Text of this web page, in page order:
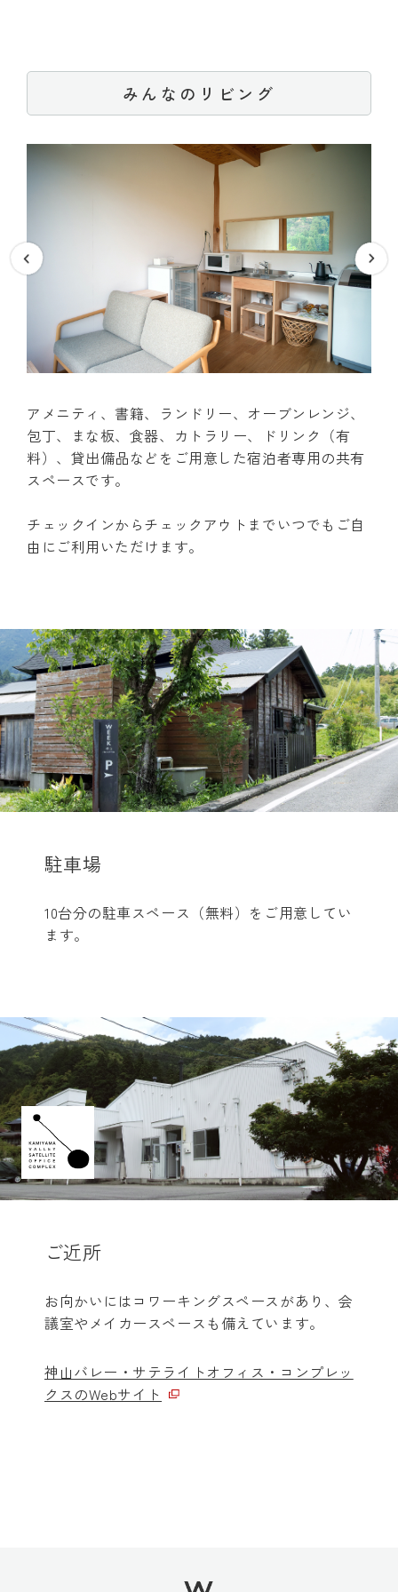
みんなのリビング
アメニティ、書籍、ランドリー、オーブンレンジ、
包丁、まな板、食器、カトラリー、ドリンク（有
料）、貸出備品などをご用意した宿泊者専用の共有
スペースです。
チェックインからチェックアウトまでいつでもご自
由にご利用いただけます。
駐車場
10台分の駐車スペース（無料）をご用意してい
ます。
ご近所
お向かいにはコワーキングスペースがあり、会
議室やメイカースペースも備えています。
神山バレー・サテライトオフィス・コンプレッ
クスのWebサイト